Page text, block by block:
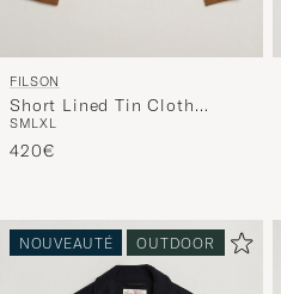
FILSON
Short Lined Tin Cloth
Cruiser Dark Tan
SMLXL
420€
NOUVEAUTÉ OUTDOOR